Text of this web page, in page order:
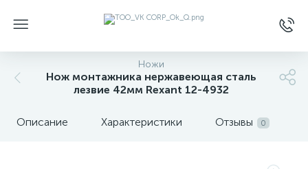
Ножи
Нож монтажника нержавеющая сталь
лезвие 42мм Rexant 12-4932
Описание Характеристики Отзывы 0